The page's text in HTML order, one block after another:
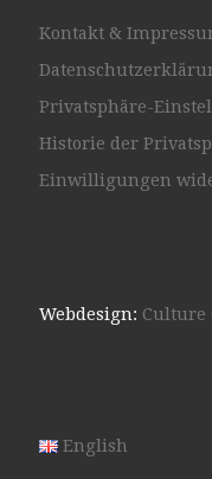
Kontakt &
Privatsphäre-
Historie der
Einwilligungen
Webdesign: Culture
English